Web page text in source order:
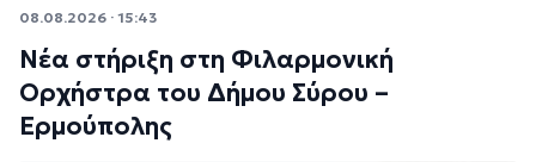
08.08.2026 · 15:43
Νέα στήριξη στη Φιλαρμονική
Ορχήστρα του Δήμου Σύρου –
Ερμούπολης